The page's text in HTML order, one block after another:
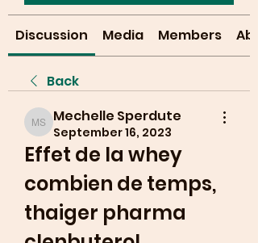
Discussion Media Members
Back
Mechelle Sperdute
Mechelle Sperdute
September 16, 2023
Effet de la whey
combien de temps,
thaiger pharma